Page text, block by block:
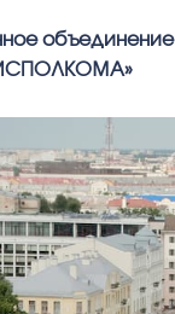
объединение